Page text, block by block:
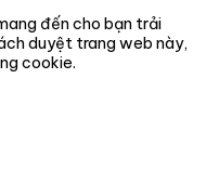
đến cho bạn trải
duyệt trang web này,
cookie.